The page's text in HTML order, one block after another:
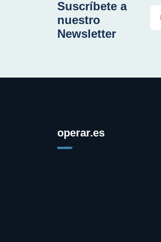
Suscríbete a
nuestro
Newsletter
operar.es